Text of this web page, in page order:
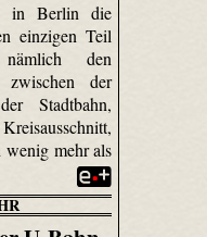
in Berlin die
einzigen Teil
nämlich den
zwischen der
Stadtbahn,
mehr als